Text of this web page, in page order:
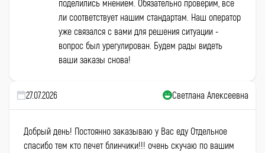
поделились мнением. Обязательно проверим, всё
ли соответствует нашим стандартам. Наш оператор
уже связался с вами для решения ситуации -
вопрос был урегулирован. Будем рады видеть
ваши заказы снова!
27.07.2026 Светлана Алексеевна
Добрый день! Постоянно заказываю у Вас еду Отдельное
спасибо тем кто печет блинчики!!! очень скучаю по вашим